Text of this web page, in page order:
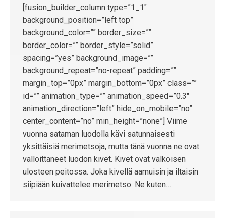
[fusion_builder_column type=”1_1″
background_position=”left top”
background_color=”” border_size=””
border_color=”” border_style=”solid”
spacing=”yes” background_image=””
background_repeat=”no-repeat” padding=””
margin_top=”0px” margin_bottom=”0px” class=””
id=”” animation_type=”” animation_speed=”0.3″
animation_direction=”left” hide_on_mobile=”no”
center_content=”no” min_height=”none”] Viime
vuonna sataman luodolla kävi satunnaisesti
yksittäisiä merimetsoja, mutta tänä vuonna ne ovat
valloittaneet luodon kivet. Kivet ovat valkoisen
ulosteen peitossa. Joka kivellä aamuisin ja iltaisin
siipiään kuivattelee merimetso. Ne kuten…